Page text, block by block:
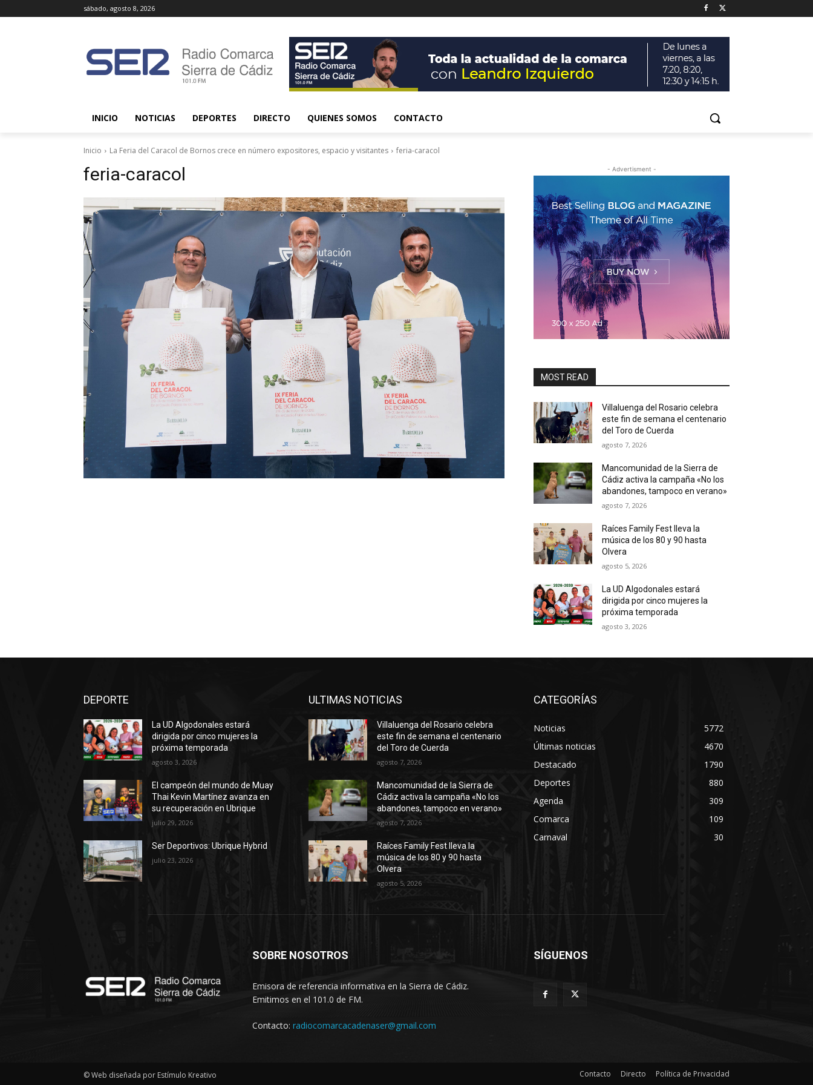
sábado, agosto 8, 2026
INICIO NOTICIAS DEPORTES DIRECTO QUIENES SOMOS CONTACTO
Inicio La Feria del Caracol de Bornos crece en número expositores, espacio y visitantes feria-caracol
feria-caracol - Advertisment -
MOST READ
Villaluenga del Rosario celebra
este fin de semana el centenario
del Toro de Cuerda
agosto 7, 2026
Mancomunidad de la Sierra de
Cádiz activa la campaña «No los
abandones, tampoco en verano»
agosto 7, 2026
Raíces Family Fest lleva la
música de los 80 y 90 hasta
Olvera
agosto 5, 2026
La UD Algodonales estará
dirigida por cinco mujeres la
próxima temporada
agosto 3, 2026
DEPORTE
La UD Algodonales estará
dirigida por cinco mujeres la
próxima temporada
agosto 3, 2026
El campeón del mundo de Muay
Thai Kevin Martínez avanza en
su recuperación en Ubrique
julio 29, 2026
Ser Deportivos: Ubrique Hybrid
julio 23, 2026
ULTIMAS NOTICIAS
Villaluenga del Rosario celebra
este fin de semana el centenario
del Toro de Cuerda
agosto 7, 2026
Mancomunidad de la Sierra de
Cádiz activa la campaña «No los
abandones, tampoco en verano»
agosto 7, 2026
Raíces Family Fest lleva la
música de los 80 y 90 hasta
Olvera
agosto 5, 2026
CATEGORÍAS
Noticias
5772
Últimas noticias
4670
Destacado
1790
Deportes
880
Agenda
309
Comarca
109
Carnaval
30
SOBRE NOSOTROS
Emisora de referencia informativa en la Sierra de Cádiz.
Emitimos en el 101.0 de FM.
Contacto: radiocomarcacadenaser@gmail.com
SÍGUENOS
© Web diseñada por Estímulo Kreativo Contacto Directo Política de Privacidad